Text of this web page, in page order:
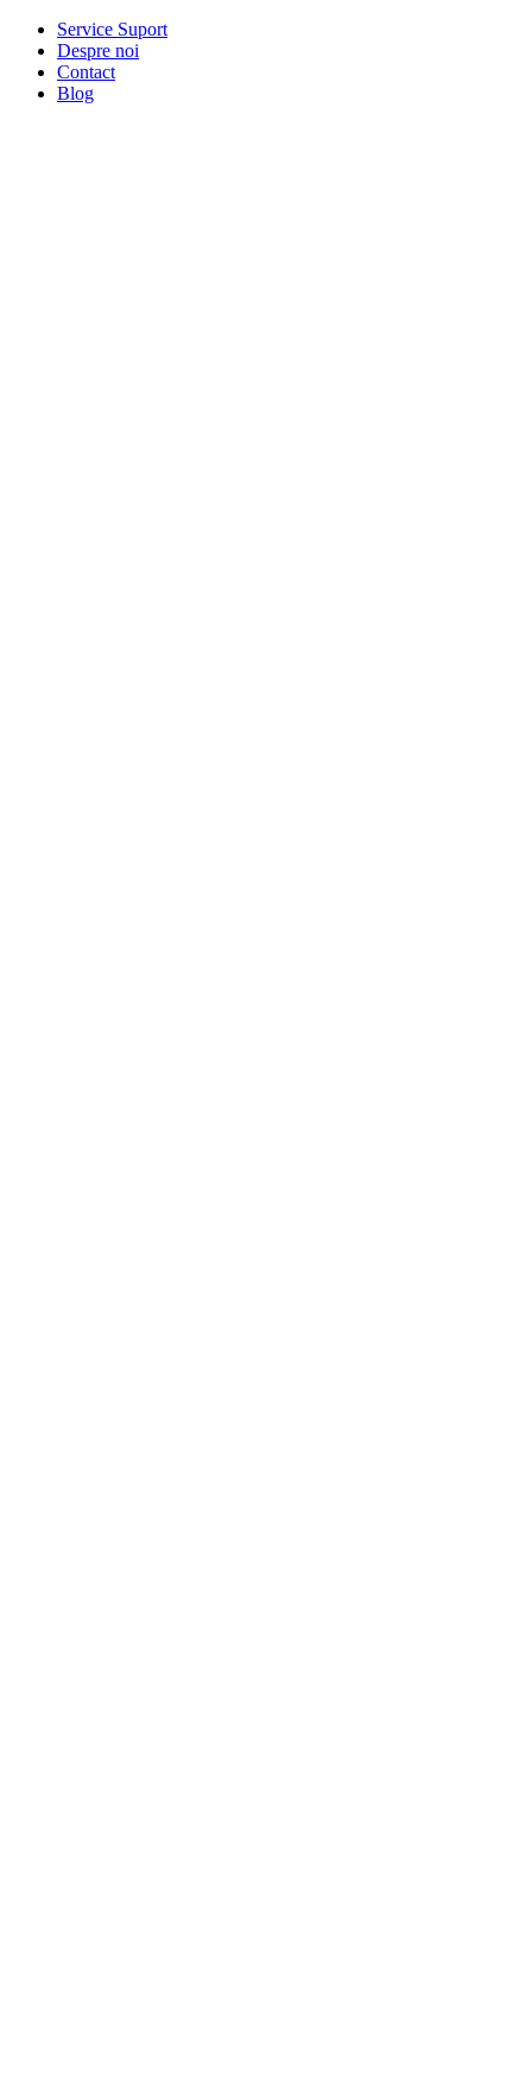
Service Suport
Despre noi
Contact
Blog